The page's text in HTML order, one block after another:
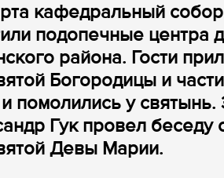
кафедральный
подопечные центра
района. Гости
Богородицы и
помолились у
Гук провел
Девы Марии.